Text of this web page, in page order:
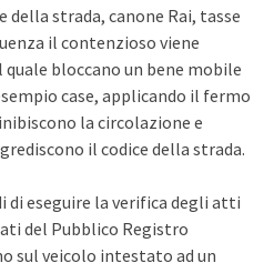
strada, canone Rai, tasse
il contenzioso viene
bloccano un bene mobile
case, applicando il fermo
la circolazione e
il codice della strada.
di eseguire la verifica degli atti
del Pubblico Registro
sul veicolo intestato ad un